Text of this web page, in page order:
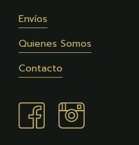
Envíos
Quienes Somos
Contacto